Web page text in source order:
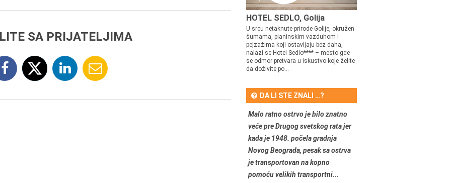
SA PRIJATELJIMA
HOTEL SEDLO, Golija
U srcu netaknute prirode Golije, okružen
šumama, planinskim vazduhom i
pejzažima koji ostavljaju bez daha,
nalazi se Hotel Sedlo**** – mesto gde
se odmor pretvara u iskustvo koje želite
da doživite po...
DA LI STE ZNALI …?
Malo ratno ostrvo je bilo znatno
veće pre Drugog svetskog rata jer
kada je 1948. počela gradnja
Novog Beograda, pesak sa ostrva
je transportovan na kopno
pomoću velikih transportni...